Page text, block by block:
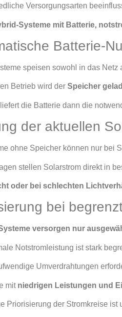
Versorgungsarten
Systeme mit Batterie,
Batterie-
speisen sowohl in das
Betrieb wird der Speicher
liefert die Batterie dann die
der aktuellen
ohne Speicher können nur bei
stellen Solarstrom direkt in
oder bei schlechten
bei
versorgen nur
Notstromleistung ist stark
Umverdrahtungen
mit niedrigen Leistungen und
Priorisierung der Stromkreise ist